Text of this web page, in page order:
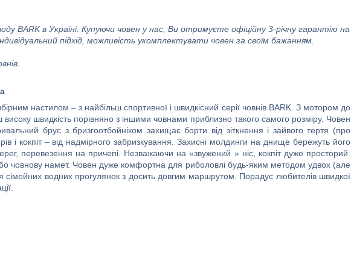
BARK в Україні. Купуючи човен у нас, Ви отримуєте офіційну 3-річну гарантію на
підхід, можливість укомплектувати човен за своїм бажанням.
настилом – з найбільш спортивної і швидкісний серії човнів BARK. З мотором до
високу швидкість порівняно з іншими човнами приблизно такого самого розміру. Човен
брус з бризгоотбойніком захищає борти від зіткнення і зайвого тертя (про
і кокпіт – від надмірного забризкування. Захисні молдинги на днище бережуть його
перевезення на причепі. Незважаючи на «звужений » ніс, кокпіт дуже просторий.
човнову намет. Човен дуже комфортна для риболовлі будь-яким методом удвох (але
сімейних водних прогулянок з досить довгим маршрутом. Порадує любителів швидкої